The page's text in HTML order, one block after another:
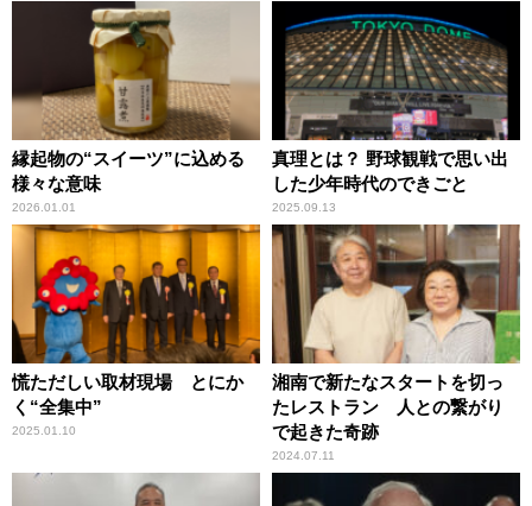
縁起物の“スイーツ”に込める
様々な意味
2026.01.01
真理とは？ 野球観戦で思い出
した少年時代のできごと
2025.09.13
慌ただしい取材現場 とにか
く“全集中”
2025.01.10
湘南で新たなスタートを切っ
たレストラン 人との繋がり
で起きた奇跡
2024.07.11